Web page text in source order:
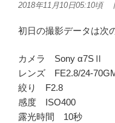
2018年11月10日05:10頃
初日の撮影データは次
カメラ Sony α7SⅡ
レンズ FE2.8/24-
絞り F2.8
感度 ISO400
露光時間 10秒